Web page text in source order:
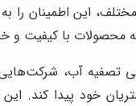
این اطمینان را
محصولات با کیفیت و
تصفیه آب، شرکت‌هایی
خود پیدا کند.